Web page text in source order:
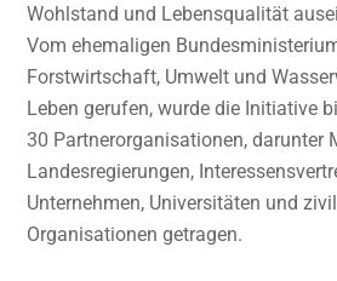
Wohlstand und Lebensqualität
Vom ehemaligen
Forstwirtschaft, Umwelt und
Leben gerufen, wurde die Initiative
30 Partnerorganisationen, darunter
Landesregierungen,
Unternehmen, Universitäten und
Organisationen getragen.